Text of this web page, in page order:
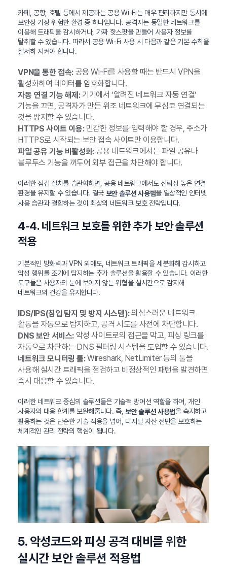
카페, 공항, 호텔 등에서 제공하는 공용 Wi-Fi는 매우 편리하지만 동시에
보안상 가장 위험한 환경 중 하나입니다. 공격자는 동일한 네트워크를
이용해 트래픽을 감시하거나, 가짜 핫스팟을 만들어 사용자 정보를
탈취할 수 있습니다. 따라서 공용 Wi-Fi 사용 시 다음과 같은 기본 수칙을
철저히 지켜야 합니다.
VPN을 통한 접속:공용 Wi-Fi를 사용할 때는 반드시 VPN을
활성화하여 데이터를 암호화합니다.
자동 연결 기능 해제:기기에서 ‘알려진 네트워크 자동 연결’
기능을 끄면, 공격자가 만든 위조 네트워크에 무심코 연결되는
것을 방지할 수 있습니다.
HTTPS 사이트 이용:민감한 정보를 입력해야 할 경우, 주소가
HTTPS로 시작되는 보안 접속 사이트만 이용합니다.
파일 공유 기능 비활성화:공용 네트워크에서는 파일 공유나
블루투스 기능을 꺼두어 외부 접근을 차단해야 합니다.
이러한 점검 절차를 습관화하면, 공용 네트워크에서도 신뢰성 높은 연결
환경을 유지할 수 있습니다. 결국 보안 솔루션 사용법을 일상적인 인터넷
사용 습관과 결합하는 것이 최상의 네트워크 보호 전략입니다.
4-4. 네트워크 보호를 위한 추가 보안 솔루션
적용
기본적인 방화벽과 VPN 외에도, 네트워크 트래픽을 세분화해 감시하고
악성 행위를 조기에 탐지하는 추가 솔루션을 활용할 수 있습니다. 이러한
도구들은 사용자의 눈에 보이지 않는 위협을 실시간으로 감지해
네트워크의 건강을 유지합니다.
IDS/IPS(침입 탐지 및 방지 시스템):의심스러운 네트워크
활동을 자동으로 탐지하고, 공격 시도를 사전에 차단합니다.
DNS 보안 서비스:악성 사이트로의 접근을 막고, 피싱 링크를
자동으로 차단하는 DNS 필터링 시스템을 도입할 수 있습니다.
네트워크 모니터링 툴:Wireshark, NetLimiter 등의 툴을
사용해 실시간 트래픽을 점검하고 비정상적인 패턴을 발견하면
즉시 대응할 수 있습니다.
이러한 네트워크 중심의 솔루션들은 기술적 방어선 역할을 하며, 개인
사용자의 대응 한계를 보완해줍니다. 즉, 보안 솔루션 사용법을 숙지하고
활용하는 것은 단순한 기술 적용을 넘어, 디지털 자산 전반을 보호하는
체계적인 관리 전략의 핵심이 됩니다.
5. 악성코드와 피싱 공격 대비를 위한
실시간 보안 솔루션 적용법